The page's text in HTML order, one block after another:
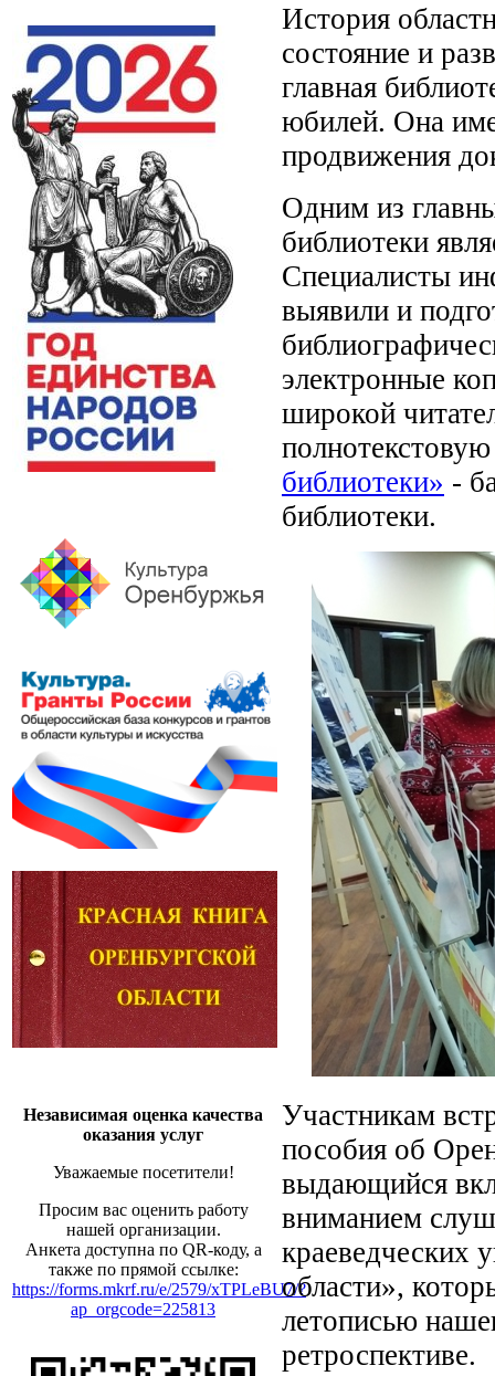
Независимая оценка качества
оказания услуг
Уважаемые посетители!
Просим вас оценить работу
нашей организации.
Анкета доступна по QR-коду, а
также по прямой ссылке:
https://forms.mkrf.ru/e/2579/xTPLeBU7/?
ap_orgcode=225813
История
состояние и
главная
юбилей. Она
продвижения
Одним из
библиотеки
Специалисты
выявили и
электронные
широкой
библиотеки» -
библиотеки.
Участникам
пособия об
выдающийся
вниманием
краеведческих
области»,
летописью
ретроспективе.